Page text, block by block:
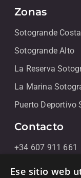
Zonas
Sotogrande Costa
Sotogrande Alto
La Reserva
La Marina
Puerto Deportivo
Contacto
+34 607 911 661
+34 856 091 709
Ese sitio web